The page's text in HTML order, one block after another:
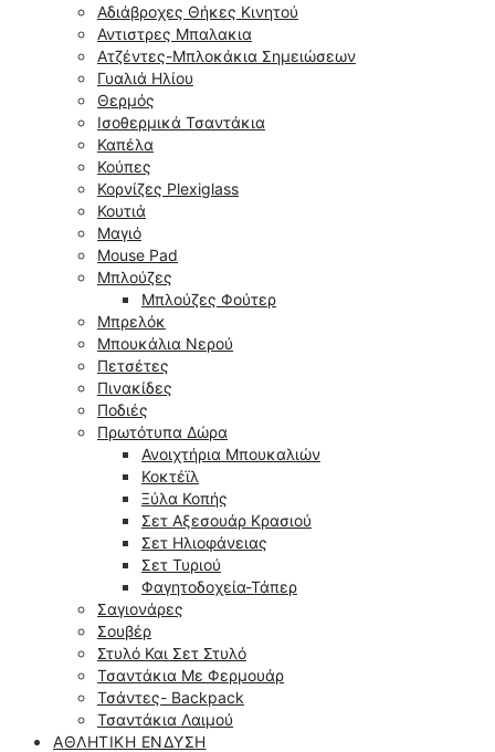
Αδιάβροχες Θήκες Κινητού
Αντιστρες Μπαλακια
Ατζέντες-Μπλοκάκια Σημειώσεων
Γυαλιά Ηλίου
Θερμός
Ισοθερμικά Τσαντάκια
Καπέλα
Κούπες
Κορνίζες Plexiglass
Κουτιά
Μαγιό
Mouse Pad
Μπλούζες
Μπλούζες Φούτερ
Μπρελόκ
Μπουκάλια Νερού
Πετσέτες
Πινακίδες
Ποδιές
Πρωτότυπα Δώρα
Ανοιχτήρια Μπουκαλιών
Κοκτέϊλ
Ξύλα Κοπής
Σετ Αξεσουάρ Κρασιού
Σετ Ηλιοφάνειας
Σετ Τυριού
Φαγητοδοχεία-Τάπερ
Σαγιονάρες
Σουβέρ
Στυλό Και Σετ Στυλό
Τσαντάκια Με Φερμουάρ
Τσάντες- Backpack
Τσαντάκια Λαιμού
ΑΘΛΗΤΙΚΉ ΈΝΔΥΣΗ